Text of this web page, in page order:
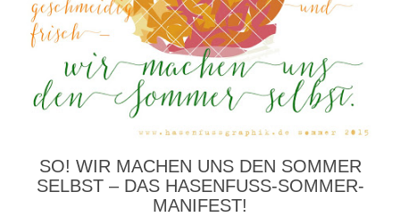
SO! WIR MACHEN UNS DEN SOMMER
SELBST – DAS HASENFUSS-SOMMER-
MANIFEST!